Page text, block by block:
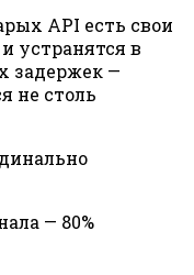
API есть свои
устранятся в
задержек —
не столь
— 80%